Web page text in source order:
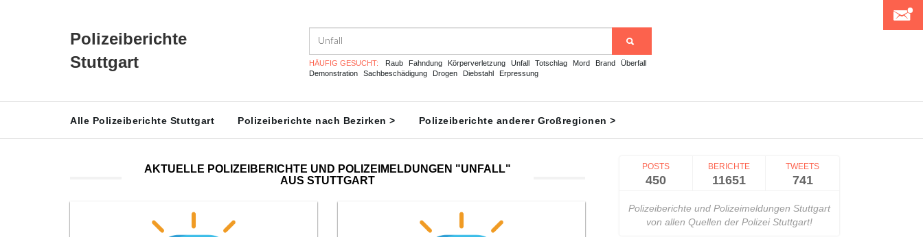
Polizeiberichte
Stuttgart
HÄUFIG GESUCHT: Raub Fahndung Körperverletzung Unfall Totschlag Mord Brand
Überfall
Demonstration
Sachbeschädigung Drogen Diebstahl Erpressung
Alle Polizeiberichte Stuttgart Polizeiberichte nach Bezirken > Polizeiberichte anderer Großregionen >
AKTUELLE POLIZEIBERICHTE UND POLIZEIMELDUNGEN "UNFALL"
AUS STUTTGART
POSTS
450
BERICHTE
11651
TWEETS
741
Polizeiberichte und Polizeimeldungen Stuttgart
von allen Quellen der Polizei Stuttgart!